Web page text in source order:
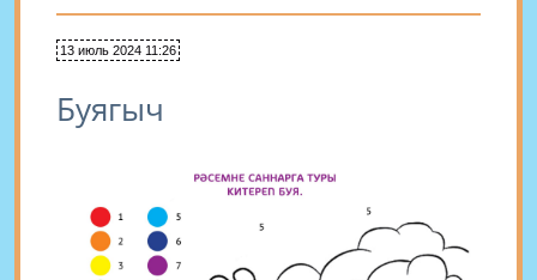
13 июль 2024 11:26
Буягыч